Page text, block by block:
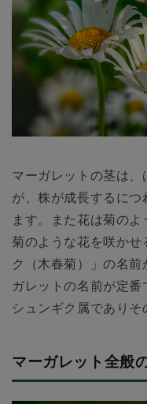
マーガレットの茎は
が、株が成長するにつ
ます。また花は菊の
菊のような花を咲か
ク（木春菊）」の名
ガレットの名前が定
シュンギク属でありそ
マーガレット全般